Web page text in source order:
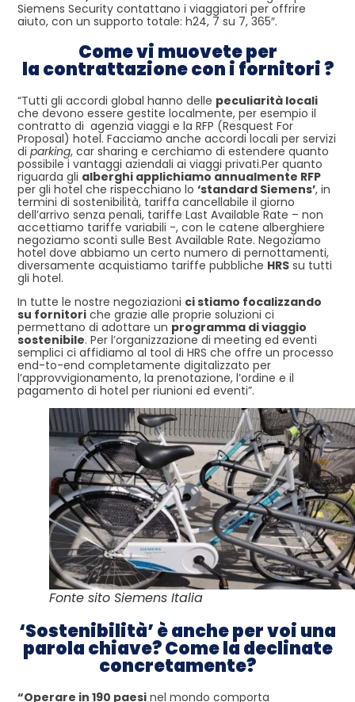
Siemens Security contattano i viaggiatori per offrire
aiuto, con un supporto totale: h24, 7 su 7, 365″.
Come vi muovete per
lacontrattazione con i fornitori ?
“Tutti gli accordi global hanno delle peculiarità locali
che devono essere gestite localmente, per esempio il
contratto di agenzia viaggi e la RFP (Resquest For
Proposal) hotel. Facciamo anche accordi locali per servizi
di parking, car sharing e cerchiamo di estendere quanto
possibile i vantaggi aziendali ai viaggi privati.Per quanto
riguarda gli alberghi applichiamo annualmente RFP
per gli hotel che rispecchiano lo ‘standard Siemens’, in
termini di sostenibilità, tariffa cancellabile il giorno
dell’arrivo senza penali, tariffe Last Available Rate – non
accettiamo tariffe variabili -, con le catene alberghiere
negoziamo sconti sulle Best Available Rate. Negoziamo
hotel dove abbiamo un certo numero di pernottamenti,
diversamente acquistiamo tariffe pubbliche HRS su tutti
gli hotel.
In tutte le nostre negoziazioni ci stiamo focalizzando
su fornitori che grazie alle proprie soluzioni ci
permettano di adottare un programma di viaggio
sostenibile. Per l’organizzazione di meeting ed eventi
semplici ci affidiamo al tool di HRS che offre un processo
end-to-end completamente digitalizzato per
l’approvvigionamento, la prenotazione, l’ordine e il
pagamento di hotel per riunioni ed eventi”.
Fonte sito Siemens Italia
‘Sostenibilità’ è anche per voi una
parola chiave? Come la declinate
concretamente?
“Operare in 190 paesi nel mondo comporta